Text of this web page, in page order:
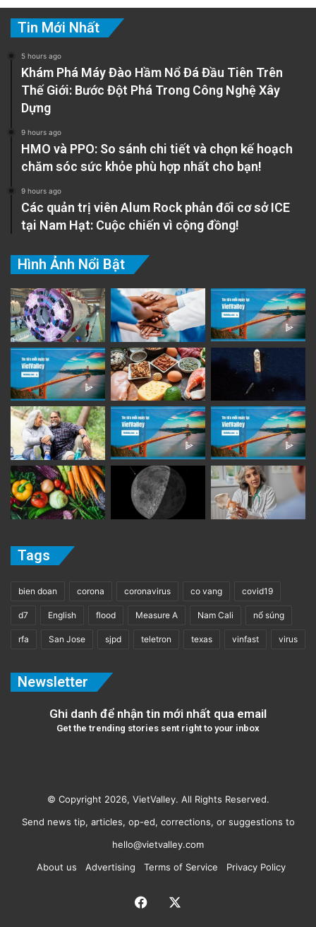
Tin Mới Nhất
5 hours ago
Khám Phá Máy Đào Hầm Nổ Đá Đầu Tiên Trên
Thế Giới: Bước Đột Phá Trong Công Nghệ Xây
Dựng
9 hours ago
HMO và PPO: So sánh chi tiết và chọn kế hoạch
chăm sóc sức khỏe phù hợp nhất cho bạn!
9 hours ago
Các quản trị viên Alum Rock phản đối cơ sở ICE
tại Nam Hạt: Cuộc chiến vì cộng đồng!
Hình Ảnh Nổi Bật
Tags
bien doan corona coronavirus co vang covid19
d7 English flood Measure A Nam Cali nổ súng
rfa San Jose sjpd teletron texas vinfast virus
Newsletter
Ghi danh để nhận tin mới nhất qua email
Get the trending stories sent right to your inbox
© Copyright 2026, VietValley. All Rights Reserved.
Send news tip, articles, op-ed, corrections, or suggestions to
hello@vietvalley.com
About us
Advertising Terms of Service Privacy Policy
Facebook